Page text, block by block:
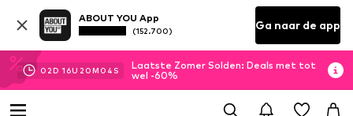
ABOUT YOU App
(152.700) Ga naar de app
02D 16U 20M 01 S
Laatste Zomer Solden: Deals met tot
wel -60%